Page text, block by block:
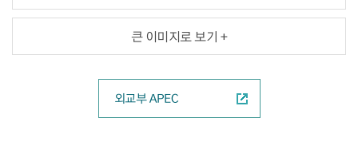
APEC
외교-
큰 이미지로 보기 +
외교부 APEC